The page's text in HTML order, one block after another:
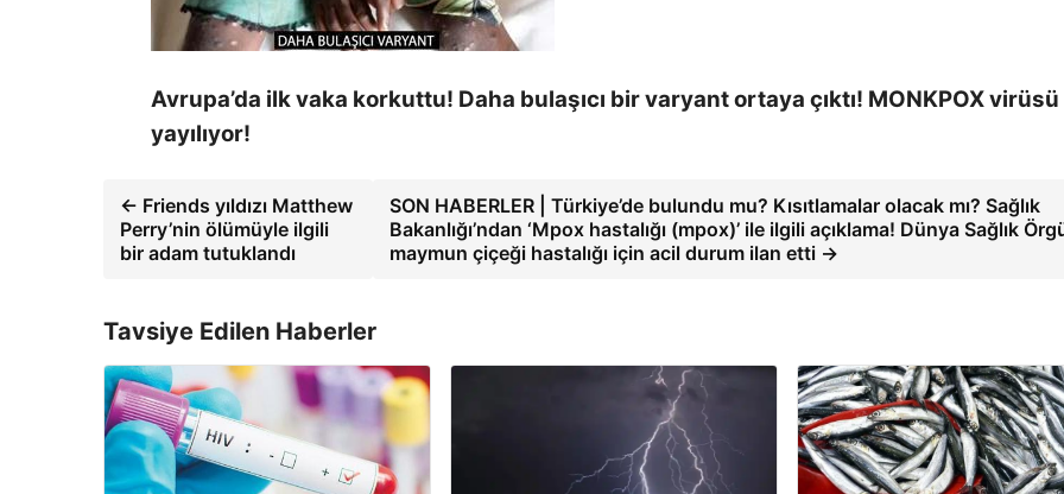
Avrupa’da ilk vaka korkuttu! Daha bulaşıcı bir varyant ortaya çıktı! MONKPOX virüsü
yayılıyor!
← Friends yıldızı Matthew
Perry’nin ölümüyle ilgili
bir adam tutuklandı
SON HABERLER | Türkiye’de bulundu mu? Kısıtlamalar olacak mı? Sağlık
Bakanlığı’ndan ‘Mpox hastalığı (mpox)’ ile ilgili açıklama! Dünya Sağlık
maymun çiçeği hastalığı için acil durum ilan etti →
Tavsiye Edilen Haberler